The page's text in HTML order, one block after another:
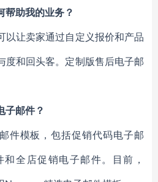
帮助我的业务？
以让卖家通过自定义报价和产品
度和回头客。定制版售后电子邮
子邮件？
件模板，包括促销代码电子邮
全店促销电子邮件。目前，